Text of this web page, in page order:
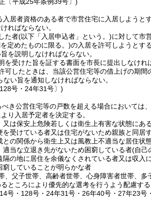
入居者資格のある者で市営住宅に入居しよう
ればならない。
た者(以下「入居申込者」という。)に対して市
定めたものに限る。)の入居を許可しようとす
を説明しなければならない。
受けた旨を証する書面を市長に提出しなけれ
可したときは、当該公営住宅等の借上げの期間
い旨を通知しなければならない。
号・24年31号〕)
き公営住宅等の戸数を超える場合においては
り入居予定者を決定する。
は保安上危険若しくは衛生上有害な状態にあ
受けている者又は住宅がないため親族と同居
の関係から衛生上又は風教上不適当な居住状
当な立退き先がないため困窮している者(自己
の地に居住を余儀なくされている者又は収
していることが明らかな者
、父子世帯、高齢者世帯、心身障害者世帯、
ところにより優先的な選考を行うよう配慮する
号・128号・24年31号・26年40号・27年23号